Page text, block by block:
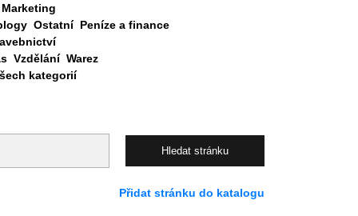
Marketing
Ostatní Peníze a finance
Vzdělání Warez
kategorií
Přidat stránku do katalogu